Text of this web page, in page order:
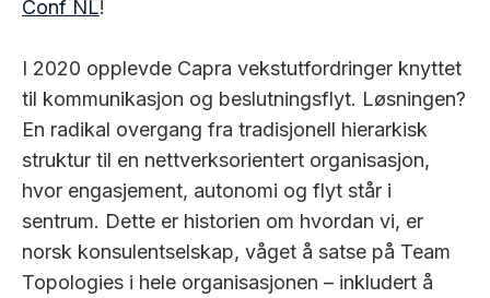
Conf NL!
I 2020 opplevde Capra vekstutfordringer knyttet
til kommunikasjon og beslutningsflyt. Løsningen?
En radikal overgang fra tradisjonell hierarkisk
struktur til en nettverksorientert organisasjon,
hvor engasjement, autonomi og flyt står i
sentrum. Dette er historien om hvordan vi, er
norsk konsulentselskap, våget å satse på Team
Topologies i hele organisasjonen – inkludert å